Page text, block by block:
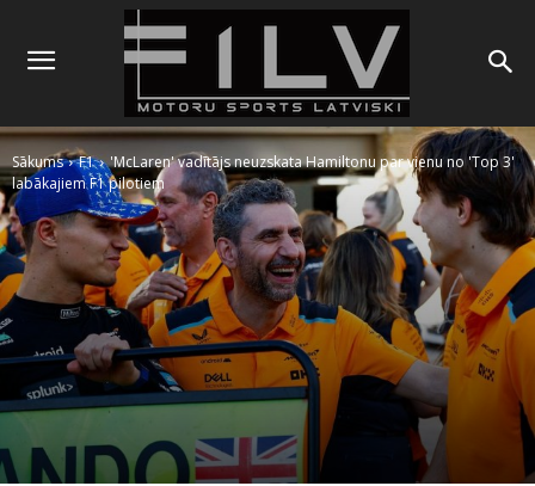
Sākums F1
'McLaren' vadītājs neuzskata Hamiltonu par vienu no 'Top 3'
labākajiem F1 pilotiem